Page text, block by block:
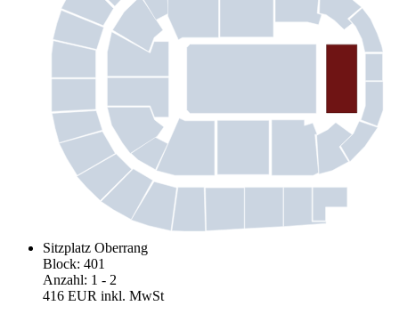
Sitzplatz Oberrang
Block: 401
Anzahl: 1 - 2
416 EUR inkl. MwSt